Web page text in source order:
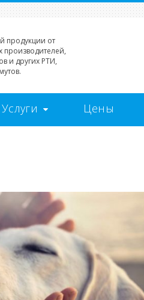
продукции от
производителей,
и других РТИ,
Услуги Цены